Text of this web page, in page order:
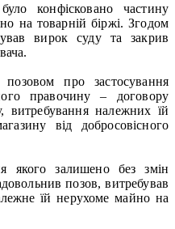
конфісковано частину
на товарній біржі. Згодом
вирок суду та закрив
про застосування
правочину – договору
витребування належних їй
від добросовісного
якого залишено без змін
позов, витребував
їй нерухоме майно на